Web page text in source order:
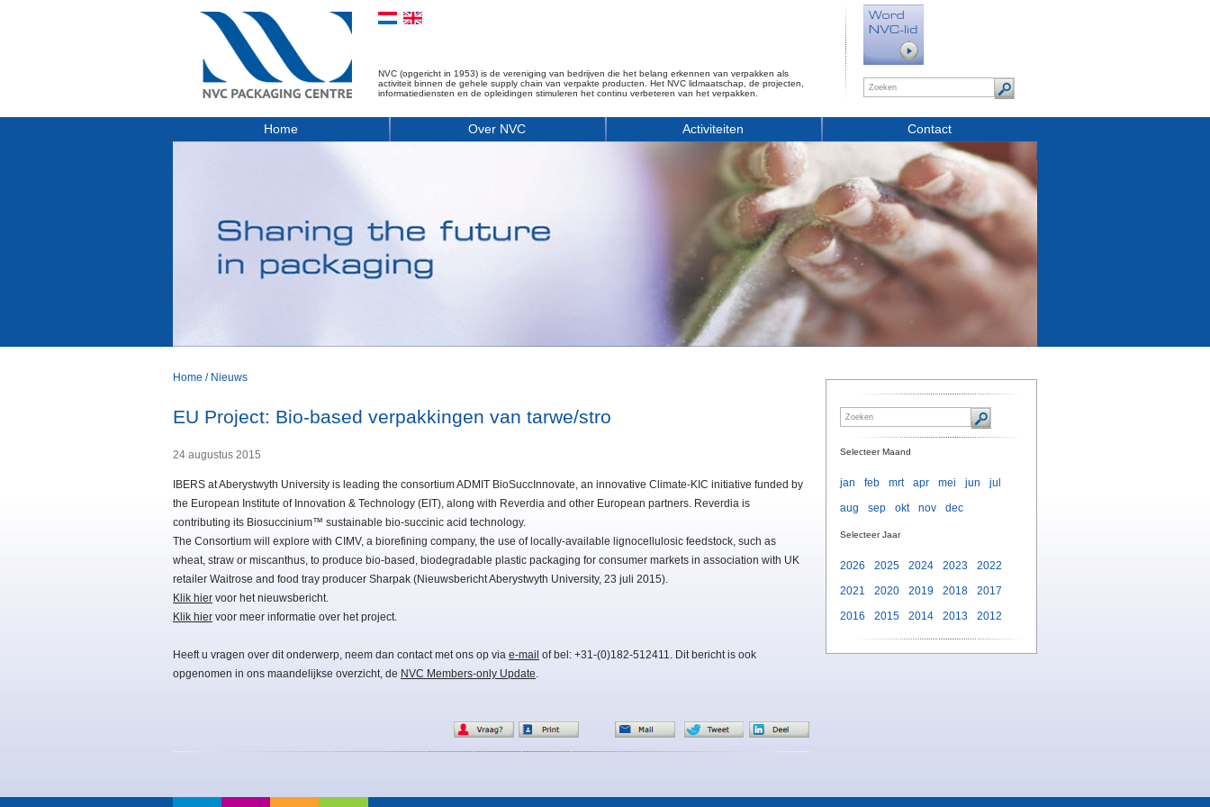
NVC (opgericht in 1953) is de vereniging van bedrijven die het belang erkennen van verpakken als
activiteit binnen de gehele supply chain van verpakte producten. Het NVC lidmaatschap, de projecten,
informatiediensten en de opleidingen stimuleren het continu verbeteren van het verpakken.
Home Over NVC Activiteiten Contact
Home / Nieuws
EU Project: Bio-based verpakkingen van tarwe/stro
24 augustus 2015
IBERS at Aberystwyth University is leading the consortium ADMIT BioSuccInnovate, an innovative Climate-KIC initiative funded by
the European Institute of Innovation & Technology (EIT), along with Reverdia and other European partners. Reverdia is
contributing its Biosuccinium™ sustainable bio-succinic acid technology.
The Consortium will explore with CIMV, a biorefining company, the use of locally-available lignocellulosic feedstock, such as
wheat, straw or miscanthus, to produce bio-based, biodegradable plastic packaging for consumer markets in association with UK
retailer Waitrose and food tray producer Sharpak (Nieuwsbericht Aberystwyth University, 23 juli 2015).
Klik hier voor het nieuwsbericht.
Klik hier voor meer informatie over het project.
Heeft u vragen over dit onderwerp, neem dan contact met ons op via e-mail of bel: +31-(0)182-512411. Dit bericht is ook
opgenomen in ons maandelijkse overzicht, de NVC Members-only Update.
Selecteer Maand
jan feb mrt apr mei jun
jul
aug
sep okt nov dec
Selecteer Jaar
2026 2025 2024 2023
2022
2021
2020 2019 2018
2017
2016
2015 2014 2013 2012